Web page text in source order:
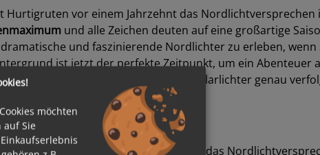
Hurtigruten vor einem Jahrzehnt das
und alle Zeichen deuten auf eine großartige
und faszinierende Nordlichter zu erleben,
ist jetzt der perfekte Zeitpunkt, um ein Abenteuer
Experten an Bord die Aktivität der Polarlichter genau
buchbar. Auch auf dieser Reise gilt das
möchten
Sie